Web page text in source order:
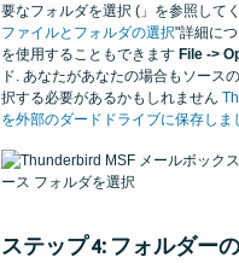
要なフォルダを選択 (」を参照してく
ファイルとフォルダの選択"詳細に
を使用することもできます File ->
ド. あなたがあなたの場合もソース
択する必要があるかもしれません
を外部のダードドライブに保存しま
ステップ 4: フォルダー